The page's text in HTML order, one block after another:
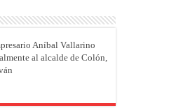
Aníbal Vallarino
al alcalde de Colón,